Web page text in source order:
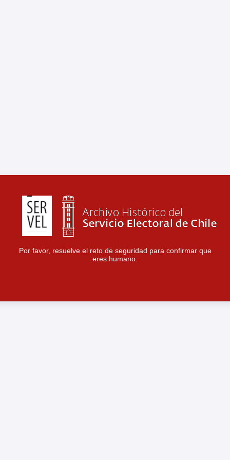
Por favor, resuelve el reto de seguridad para confirmar que
eres humano.